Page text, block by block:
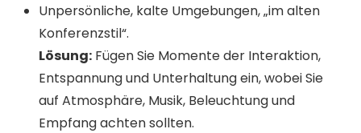
Unpersönliche, kalte Umgebungen, „im alten
Konferenzstil“.
Lösung: Fügen Sie Momente der Interaktion,
Entspannung und Unterhaltung ein, wobei Sie
auf Atmosphäre, Musik, Beleuchtung und
Empfang achten sollten.